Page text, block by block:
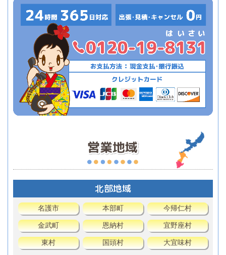
北部地域
名護市 本部町 今帰仁村
金武町 恩納村 宜野座村
東村 国頭村 大宜味村